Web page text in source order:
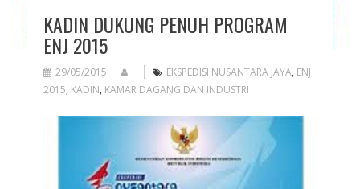
KADIN DUKUNG PENUH PROGRAM
ENJ 2015
29/05/2015 EKSPEDISI NUSANTARA JAYA, ENJ
2015, KADIN, KAMAR DAGANG DAN INDUSTRI